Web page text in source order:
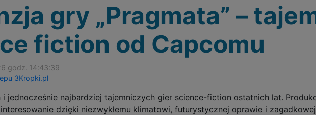
gry „Pragmata” –
fiction od Capcomu
godz. 14:43:39
3Kropki.pl
jednocześnie najbardziej tajemniczych gier science-fiction ostatnich lat.
dzięki niezwykłemu klimatowi, futurystycznej oprawie i